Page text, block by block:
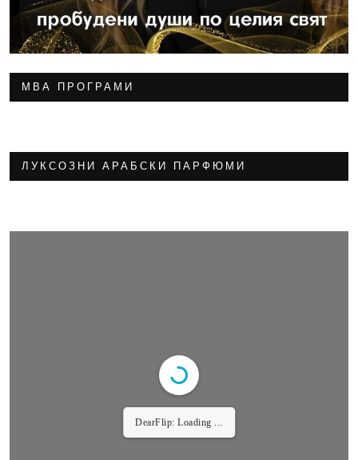
МВА ПРОГРАМИ
ЛУКСОЗНИ АРАБСКИ ПАРФЮМИ
DearFlip: Loading ...